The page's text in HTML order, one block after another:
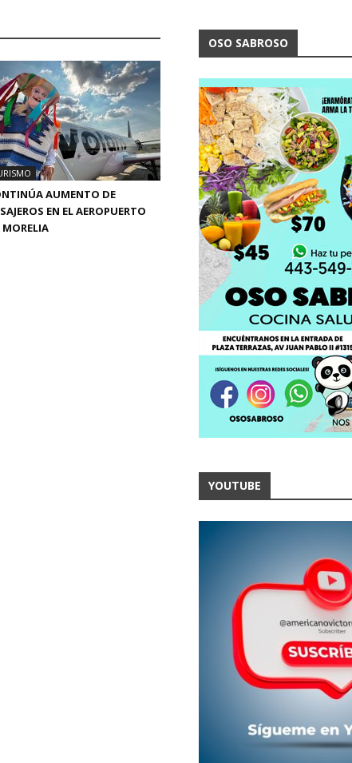
AUMENTO DE
EN EL AEROPUERTO
MORELIA
OSO SABROSO
YOUTUBE